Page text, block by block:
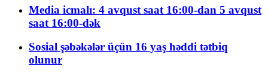
Media icmalı: 4 avqust saat 16:00-dan 5 avqust
saat 16:00-dək
Sosial şəbəkələr üçün 16 yaş həddi tətbiq
olunur